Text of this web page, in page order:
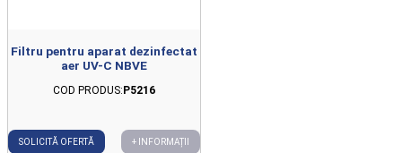
Filtru pentru aparat dezinfectat
aer UV-C NBVE
COD PRODUS: P5216
SOLICITĂ OFERTĂ + INFORMAȚII